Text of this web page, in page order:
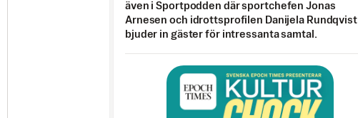
även i Sportpodden där sportchefen Jonas
Arnesen och idrottsprofilen Danijela Rundqvist
bjuder in gäster för intressanta samtal.